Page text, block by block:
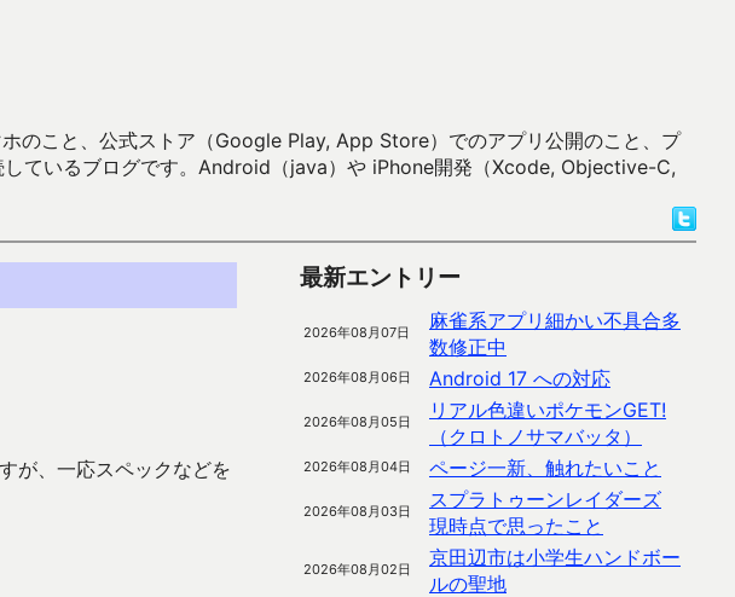
のこと、公式ストア（Google Play, App Store）でのアプリ公開のこと、プ
ているブログです。Android（java）や iPhone開発（Xcode, Objective-C,
が、一応スペックなどを
最新エントリー
2026年08月07日
麻雀系アプリ細かい不具合多
数修正中
2026年08月06日 Android 17 への対応
2026年08月05日
リアル色違いポケモンGET!
（クロトノサマバッタ）
2026年08月04日 ページ一新、触れたいこと
2026年08月03日
スプラトゥーンレイダーズ
現時点で思ったこと
2026年08月02日
京田辺市は小学生ハンドボー
ルの聖地